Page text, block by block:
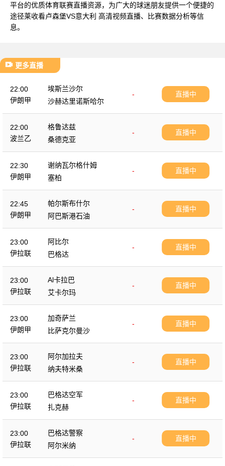
平台的优质体育联赛直播资源，为广大的球迷朋友提供一个便捷的
途径莱收看卢森堡VS意大利 高清视频直播、比赛数据分析等信
息。
更多直播
22:00
伊朗甲
埃斯兰沙尔
-
沙赫达里诺斯哈尔
直播中
22:00
波兰乙
格鲁达兹
-
桑德克亚
直播中
22:30
伊朗甲
谢纳瓦尔格什姆
-
塞柏
直播中
22:45
伊朗甲
帕尔斯布什尔
-
阿巴斯港石油
直播中
23:00
伊拉联
阿比尔
-
巴格达
直播中
23:00
伊拉联
Al卡拉巴
-
艾卡尔玛
直播中
23:00
伊朗甲
加奇萨兰
-
比萨克尔曼沙
直播中
23:00
伊拉联
阿尔加拉夫
-
纳夫特米桑
直播中
23:00
伊拉联
巴格达空军
-
扎克赫
直播中
23:00
伊拉联
巴格达警察
-
阿尔米纳
直播中